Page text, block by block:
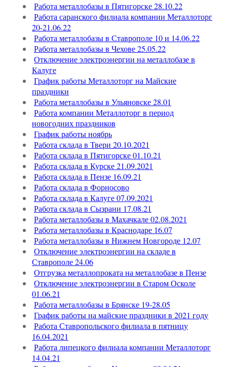
Работа металлобазы в Пятигорске 28.10.22
Работа саранского филиала компании Металлоторг
20-21.06.22
Работа металлобазы в Ставрополе 10 и 14.06.22
Работа металлобазы в Чехове 25.05.22
Отключение электроэнергии на металлобазе в
Калуге
График работы Металлоторг на Майские
праздники
Работа металлобазы в Ульяновске 28.01
Работа компании Металлоторг в период
новогодних праздников
График работы ноябрь
Работа склада в Твери 20.10.2021
Работа склада в Пятигорске 01.10.21
Работа склада в Курске 21.09.2021
Работа склада в Пензе 16.09.21
Работа склада в Форносово
Работа склада в Калуге 07.09.2021
Работа склада в Сызрани 17.08.21
Работа металлобазы в Махачкале 02.08.2021
Работа металлобазы в Краснодаре 16.07
Работа металлобазы в Нижнем Новгороде 12.07
Отключение электроэнергии на складе в
Ставрополе 24.06
Отгрузка металлопроката на металлобазе в Пензе
Отключение электроэнергии в Старом Осколе
01.06.21
Работа металлобазы в Брянске 19-28.05
График работы на майские праздники в 2021 году
Работа Ставропольского филиала в пятницу
16.04.2021
Работа липецкого филиала компании Металлоторг
14.04.21